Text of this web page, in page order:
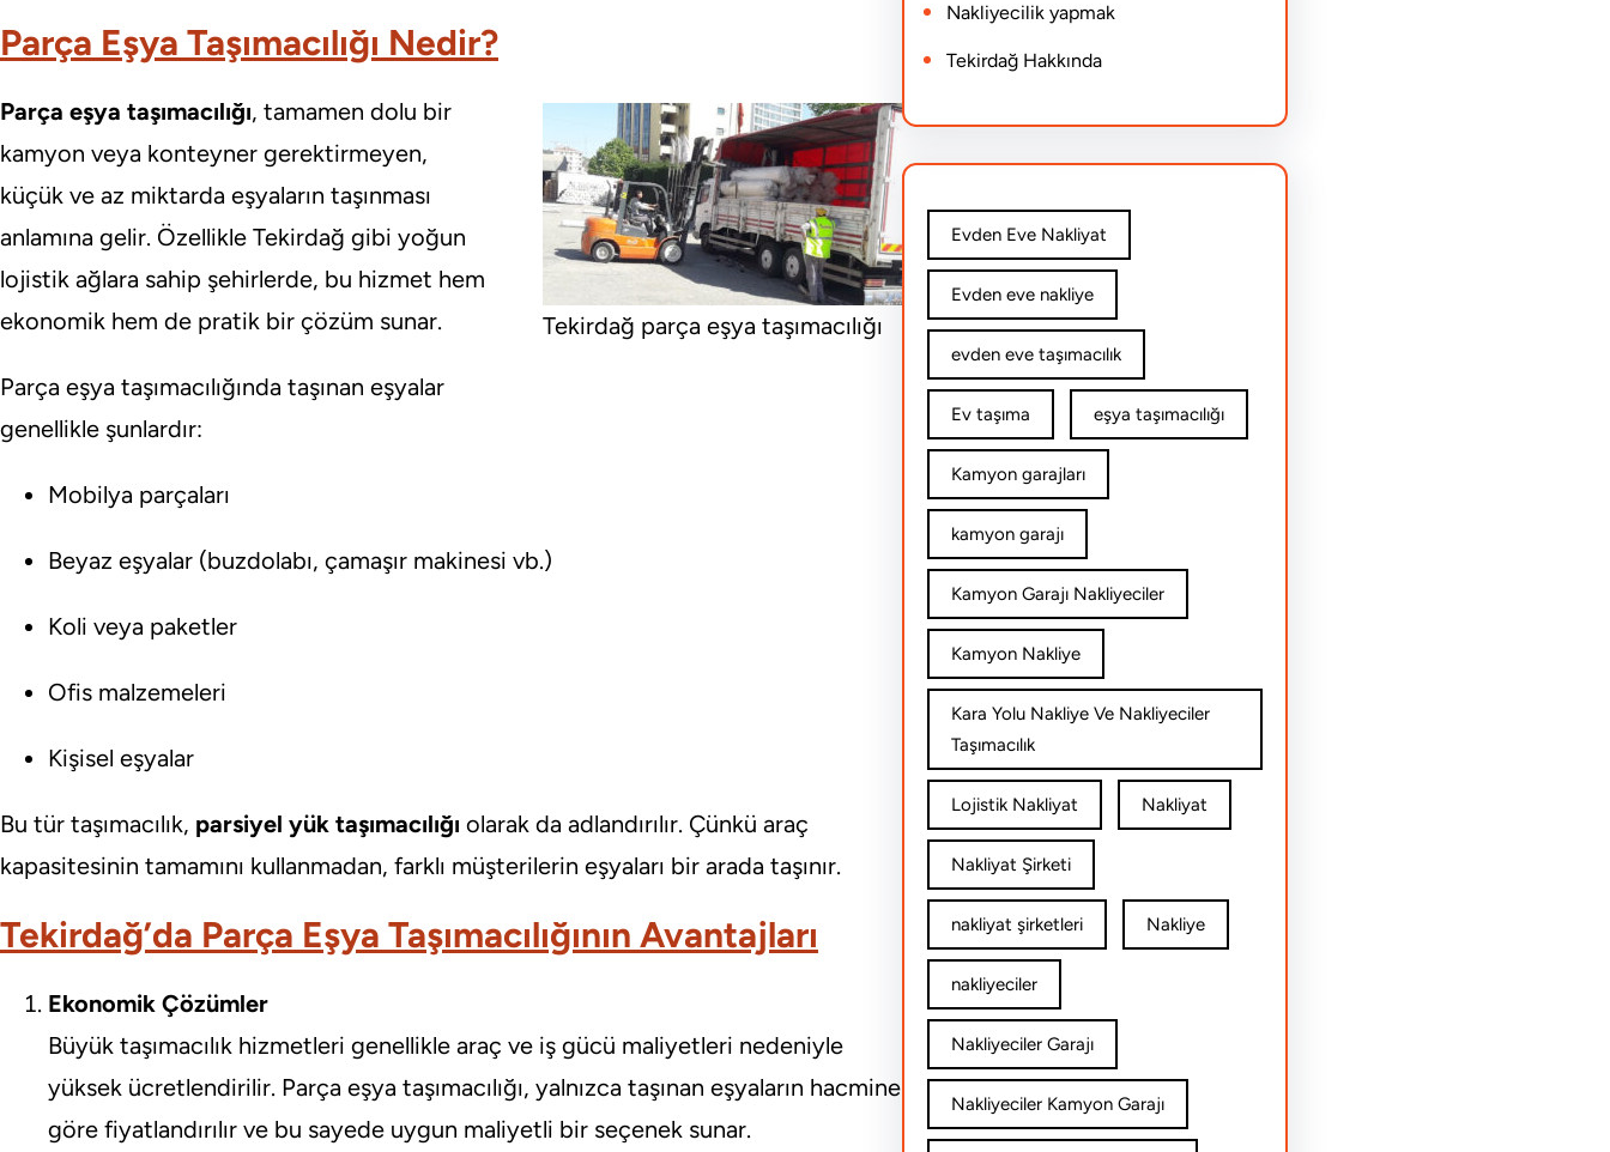
Parça Eşya Taşımacılığı Nedir?
Tekirdağ parça eşya taşımacılığı
Parça eşya taşımacılığı, tamamen dolu bir
kamyon veya konteyner gerektirmeyen,
küçük ve az miktarda eşyaların taşınması
anlamına gelir. Özellikle Tekirdağ gibi yoğun
lojistik ağlara sahip şehirlerde, bu hizmet hem
ekonomik hem de pratik bir çözüm sunar.
Parça eşya taşımacılığında taşınan eşyalar
genellikle şunlardır:
Mobilya parçaları
Beyaz eşyalar (buzdolabı, çamaşır makinesi vb.)
Koli veya paketler
Ofis malzemeleri
Kişisel eşyalar
Bu tür taşımacılık, parsiyel yük taşımacılığı olarak da adlandırılır. Çünkü araç
kapasitesinin tamamını kullanmadan, farklı müşterilerin eşyaları bir arada taşınır.
Tekirdağ’da Parça Eşya Taşımacılığının Avantajları
Ekonomik Çözümler
Büyük taşımacılık hizmetleri genellikle araç ve iş gücü maliyetleri nedeniyle
yüksek ücretlendirilir. Parça eşya taşımacılığı, yalnızca taşınan eşyaların hacmine
göre fiyatlandırılır ve bu sayede uygun maliyetli bir seçenek sunar.
Nakliyecilik yapmak
Tekirdağ Hakkında
Evden Eve Nakliyat
Evden eve nakliye
evden eve taşımacılık
Ev taşıma eşya taşımacılığı
Kamyon garajları
kamyon garajı
Kamyon Garajı Nakliyeciler
Kamyon Nakliye
Kara Yolu Nakliye Ve Nakliyeciler
Taşımacılık
Lojistik Nakliyat Nakliyat
Nakliyat Şirketi
nakliyat şirketleri Nakliye
nakliyeciler
Nakliyeciler Garajı
Nakliyeciler Kamyon Garajı